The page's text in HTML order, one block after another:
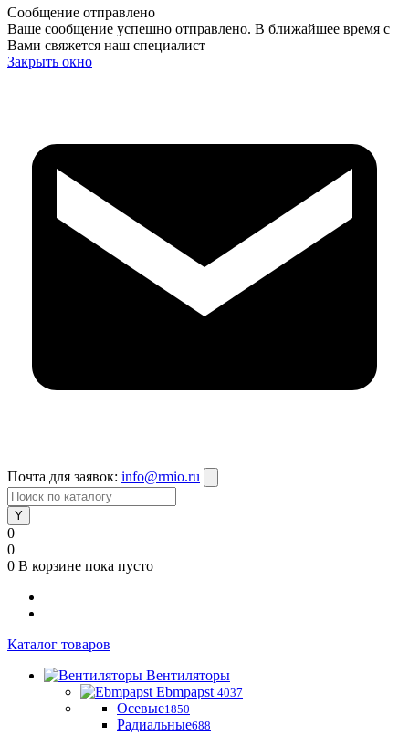
Сообщение отправлено
Ваше сообщение успешно отправлено. В ближайшее время с
Вами свяжется наш специалист
Закрыть окно
Почта для заявок: info@rmio.ru
0
0
0 В корзине пока пусто
Каталог товаров
Вентиляторы
Ebmpapst 4037
Осевые1850
Радиальные688